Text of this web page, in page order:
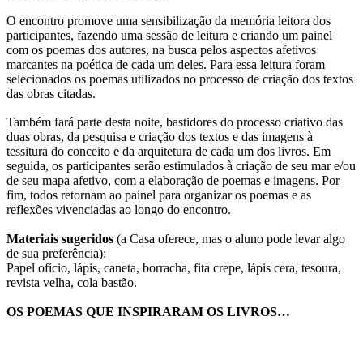
O encontro promove uma sensibilização da memória leitora dos
participantes, fazendo uma sessão de leitura e criando um painel
com os poemas dos autores, na busca pelos aspectos afetivos
marcantes na poética de cada um deles. Para essa leitura foram
selecionados os poemas utilizados no processo de criação dos textos
das obras citadas.
Também fará parte desta noite, bastidores do processo criativo das
duas obras, da pesquisa e criação dos textos e das imagens à
tessitura do conceito e da arquitetura de cada um dos livros. Em
seguida, os participantes serão estimulados à criação de seu mar e/ou
de seu mapa afetivo, com a elaboração de poemas e imagens. Por
fim, todos retornam ao painel para organizar os poemas e as
reflexões vivenciadas ao longo do encontro.
Materiais sugeridos (a Casa oferece, mas o aluno pode levar algo
de sua preferência):
Papel ofício, lápis, caneta, borracha, fita crepe, lápis cera, tesoura,
revista velha, cola bastão.
OS POEMAS QUE INSPIRARAM OS LIVROS…